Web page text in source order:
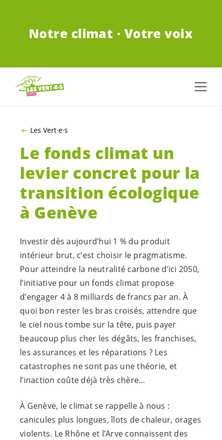
Notre climat · Votre voix
Les Vert·e·s
Le fonds climat un
levier concret pour la
transition écologique
à Genève
Investir dès aujourd’hui 1 % du produit
intérieur brut, c’est choisir le pragmatisme.
Pour atteindre la neutralité carbone d’ici 2050,
l’initiative pour un fonds climat propose
d’engager 4 à 8 milliards de francs par an. À
quoi bon rester les bras croisés, attendre que
le ciel nous tombe sur la tête, puis payer
beaucoup plus cher les dégâts, les franchises,
les assurances et les réparations ? Les
catastrophes ne sont pas une théorie, et
l’inaction coûte déjà très chère…
À Genève, le climat se rappelle à nous :
canicules plus longues, îlots de chaleur, orages
violents. Le Rhône et l’Arve connaissent des